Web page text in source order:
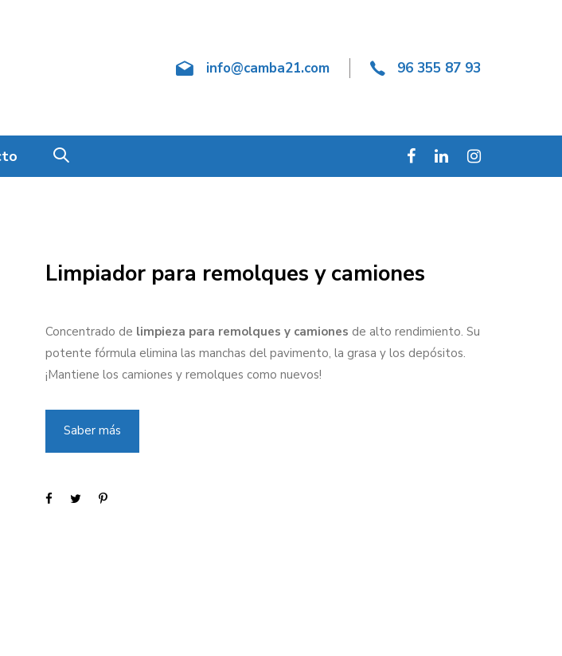
info@camba21.com 96 355 87 93
Limpiador para remolques y camiones
Concentrado de limpieza para remolques y camiones de alto rendimiento. Su
potente fórmula elimina las manchas del pavimento, la grasa y los depósitos.
¡Mantiene los camiones y remolques como nuevos!
Saber más